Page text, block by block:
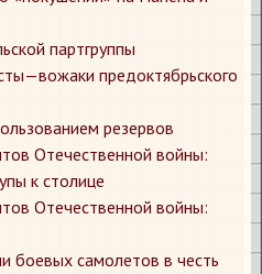
партгруппы
предоктябрьского
резервов
Отечественной войны:
к столице
Отечественной войны:
боевых самолетов в честь